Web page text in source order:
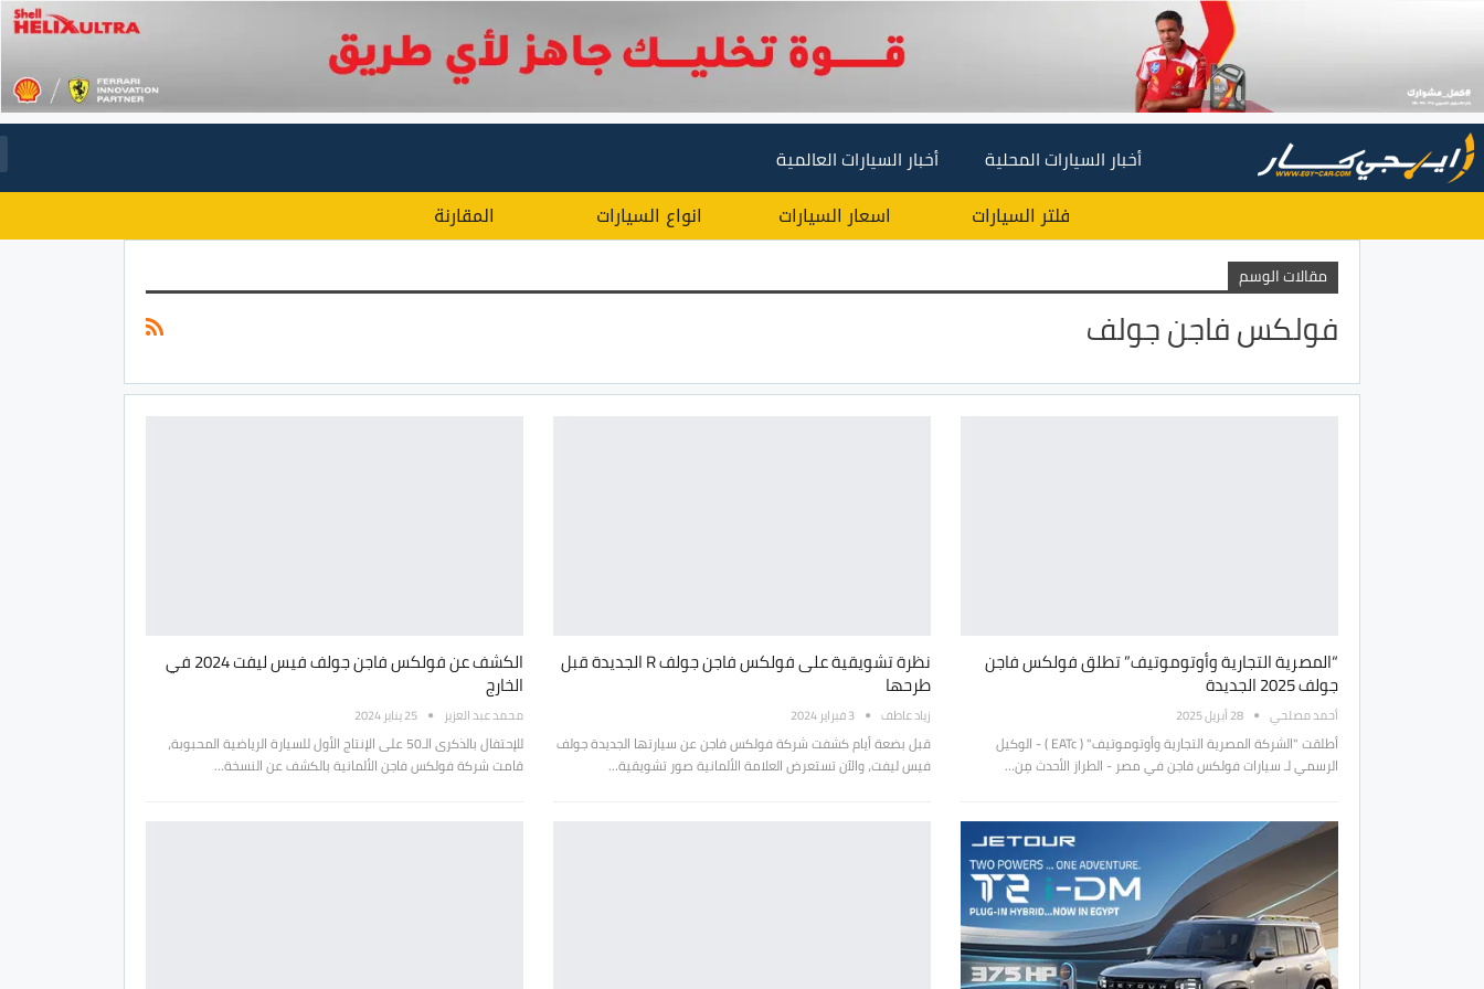
أخبار السيارات المحلية أخبار السيارات العالمية
فلتر السيارات اسعار السيارات انواع السيارات المقارنة
مقالات الوسم
فولكس فاجن جولف
“المصرية التجارية وأوتوموتيف” تطلق فولكس فاجن
جولف 2025 الجديدة
أحمد مصلحي 28 أبريل 2025
أطلقت "الشركة المصرية التجارية وأوتوموتيف" ( EATc ) - الوكيل
الرسمي لـ سيارات فولكس فاجن في مصر - الطراز الأحدث مِن…
نظرة تشويقية على فولكس فاجن جولف R الجديدة قبل
طرحها
زياد عاطف 3 فبراير 2024
قبل بضعة أيام كشفت شركة فولكس فاجن عن سيارتها الجديدة جولف
فيس ليفت، والآن تستعرض العلامة الألمانية صور تشويقية…
الكشف عن فولكس فاجن جولف فيس ليفت 2024 في
الخارج
محمد عبد العزيز 25 يناير 2024
للإحتفال بالذكرى الـ50 على الإنتاج الأول للسيارة الرياضية المحبوبة،
قامت شركة فولكس فاجن الألمانية بالكشف عن النسخة…